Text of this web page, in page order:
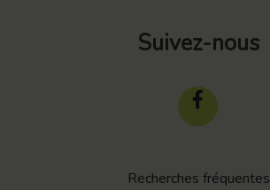
Suivez-nous
Recherches fréquentes